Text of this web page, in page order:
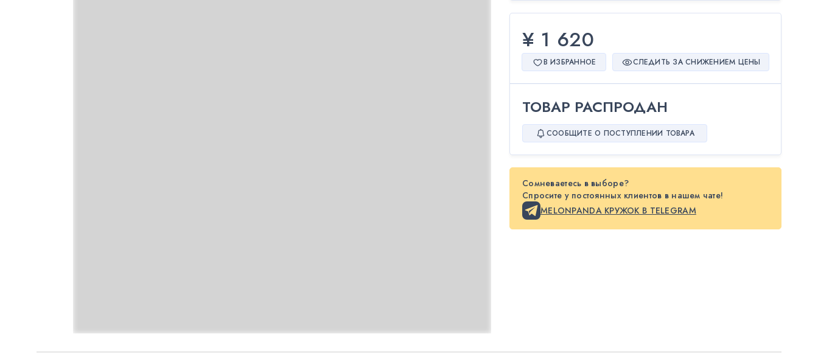
¥ 1 620
В ИЗБРАННОЕ СЛЕДИТЬ ЗА СНИЖЕНИЕМ ЦЕНЫ
ТОВАР РАСПРОДАН
СООБЩИТЕ О ПОСТУПЛЕНИИ ТОВАРА
Сомневаетесь в выборе?
Спросите у постоянных клиентов в нашем чате!
MELONPANDA КРУЖОК В TELEGRAM